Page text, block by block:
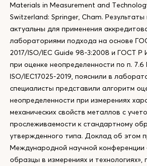
Materials in Measurement and
Switzerland: Springer, Cham. Результаты
актуальны для применения
лабораториями подхода на основе
2017/ISO/IEC Guide 98-3:2008 и ГОСТ Р
при оценке неопределенности по п.
ISO/IEC17025-2019, пояснили в
специалисты представили алгоритм
неопределенности при измерениях
механических свойств металлов с
прослеживаемости к стандартному
утвержденного типа. Доклад об этом
Международной научной конференции
образцы в измерениях и